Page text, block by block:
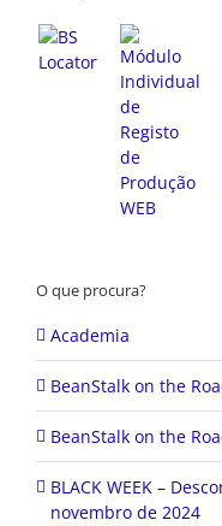
Academia
BeanStalk on the
BeanStalk on the
BLACK WEEK –
novembro de 2024